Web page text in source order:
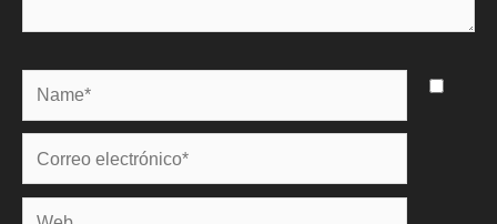
Name*
Correo
electrónico*
Web